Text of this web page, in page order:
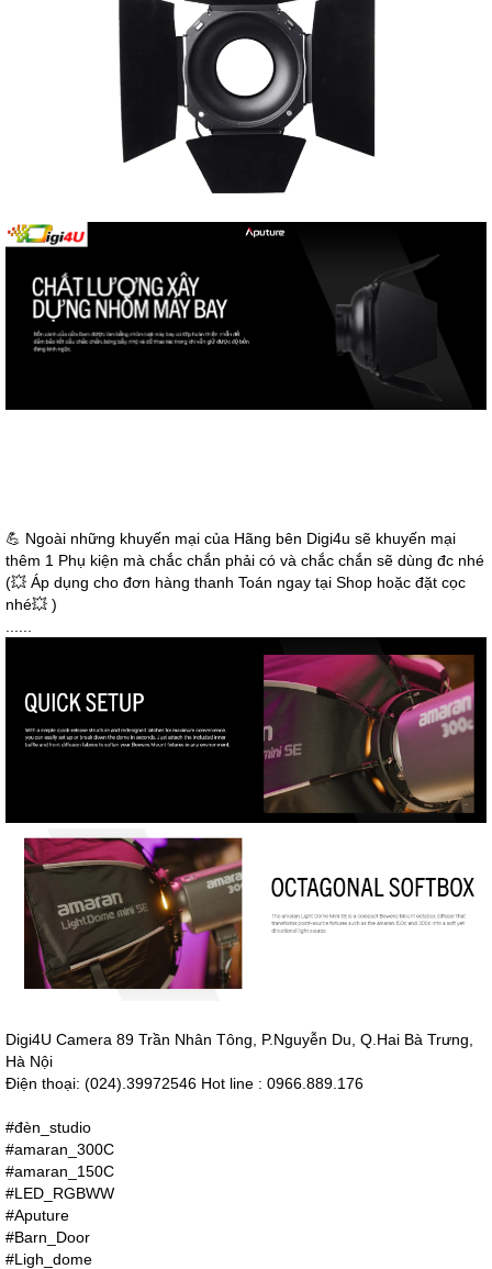
💪 Ngoài những khuyến mại của Hãng bên Digi4u sẽ khuyến mại
thêm 1 Phụ kiện mà chắc chắn phải có và chắc chắn sẽ dùng đc nhé
(💥 Áp dụng cho đơn hàng thanh Toán ngay tại Shop hoặc đặt cọc
nhé💥 )
......
Digi4U Camera 89 Trần Nhân Tông, P.Nguyễn Du, Q.Hai Bà Trưng,
Hà Nội
Điện thoại: (024).39972546 Hot line : 0966.889.176
#đèn_studio
#amaran_300C
#amaran_150C
#LED_RGBWW
#Aputure
#Barn_Door
#Ligh_dome